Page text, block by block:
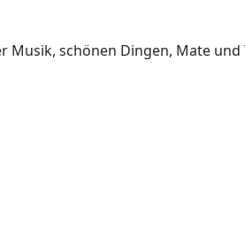
Musik, schönen Dingen, Mate und